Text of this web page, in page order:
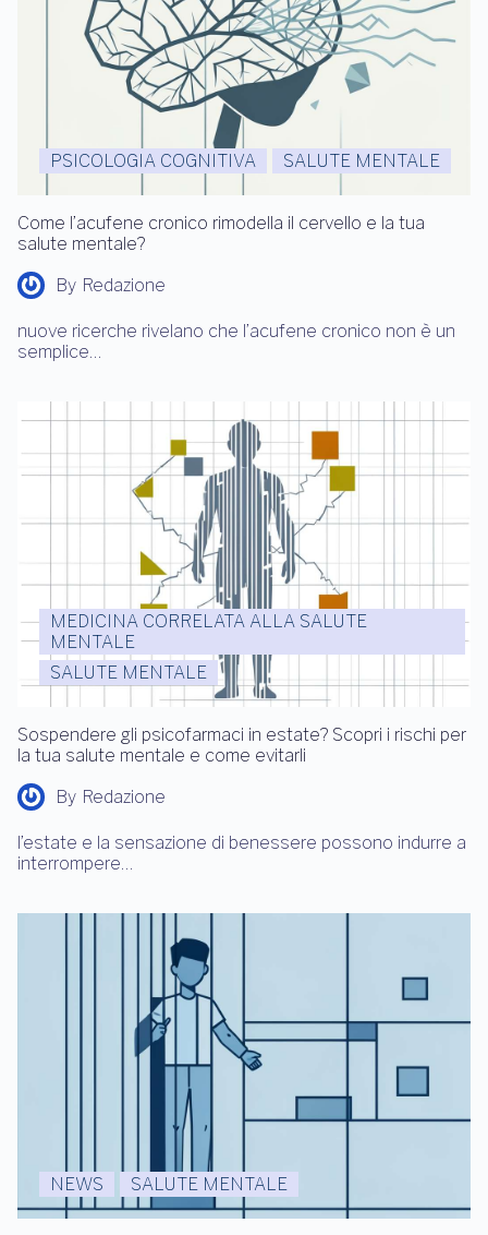
PSICOLOGIA COGNITIVA SALUTE MENTALE
Come l’acufene cronico rimodella il cervello e la tua
salute mentale?
By Redazione
nuove ricerche rivelano che l’acufene cronico non è un
semplice…
MEDICINA CORRELATA ALLA SALUTE
MENTALE
SALUTE MENTALE
Sospendere gli psicofarmaci in estate? Scopri i rischi per
la tua salute mentale e come evitarli
By Redazione
l’estate e la sensazione di benessere possono indurre a
interrompere…
NEWS SALUTE MENTALE